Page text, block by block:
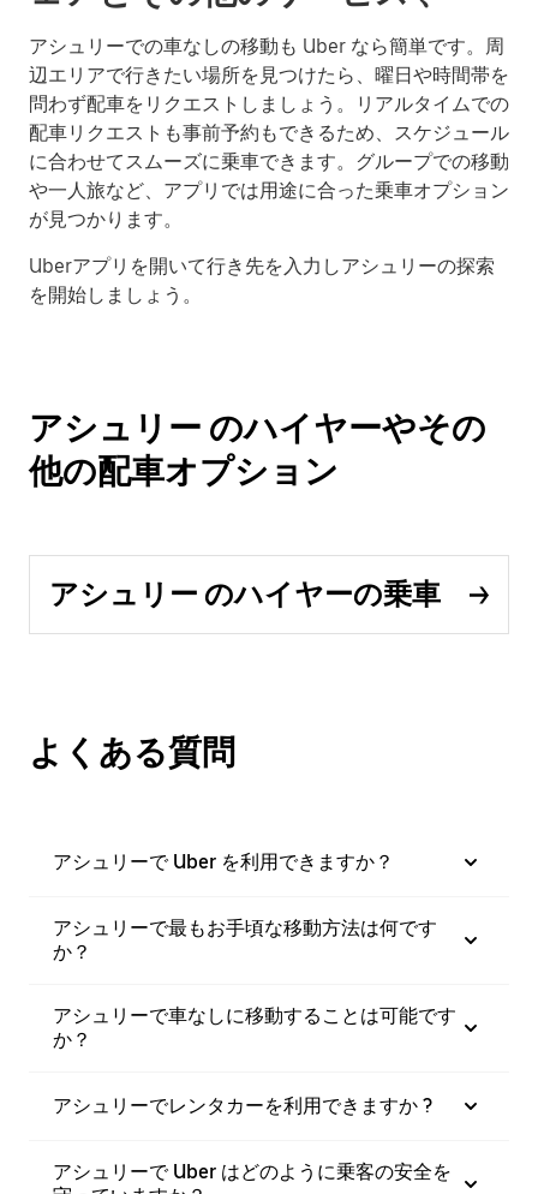
アシュリーでの車なしの移動も Uber なら簡単です。周
辺エリアで行きたい場所を見つけたら、曜日や時間帯を
問わず配車をリクエストしましょう。リアルタイムでの
配車リクエストも事前予約もできるため、スケジュール
に合わせてスムーズに乗車できます。グループでの移動
や一人旅など、アプリでは用途に合った乗車オプション
が見つかります。
Uberアプリを開いて行き先を入力しアシュリーの探索
を開始しましょう。
アシュリー のハイヤーやその
他の配車オプション
アシュリー のハイヤーの乗車
よくある質問
アシュリーで Uber を利用できますか？
アシュリーで最もお手頃な移動方法は何です
か？
アシュリーで車なしに移動することは可能です
か？
アシュリーでレンタカーを利用できますか ?
アシュリーで Uber はどのように乗客の安全を